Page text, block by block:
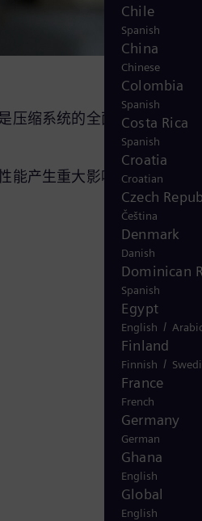
Chile
Spanish
China
Chinese
Colombia
Spanish
Costa Rica
Spanish
Croatia
Croatian
Czech
Čeština
Denmark
Danish
Dominican
Spanish
Egypt
English /
Finland
Finnish /
France
French
Germany
German
Ghana
English
Global
English
压缩系统的全面改造、干气
能产生重大影响的几个例子